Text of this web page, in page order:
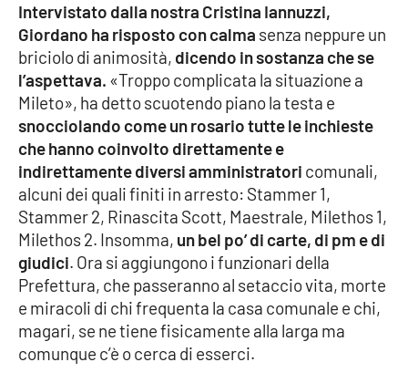
Parchi Marini Calabria
Leggendo Alvaro insieme
Imprese Di Calabria
Le perfidie di Antonella Grippo
Venti di comunicazione
STREAMING
LaC TV
LaC Network
Intervistato dalla nostra Cristina Iannuzzi,
Giordano ha risposto con calma senza neppure un
briciolo di animosità, dicendo in sostanza che se
l’aspettava. «Troppo complicata la situazione a
Mileto», ha detto scuotendo piano la testa e
snocciolando come un rosario tutte le inchieste
che hanno coinvolto direttamente e
indirettamente diversi amministratori comunali,
alcuni dei quali finiti in arresto: Stammer 1,
Stammer 2, Rinascita Scott, Maestrale, Milethos 1,
Milethos 2. Insomma, un bel po’ di carte, di pm e di
giudici. Ora si aggiungono i funzionari della
Prefettura, che passeranno al setaccio vita, morte
e miracoli di chi frequenta la casa comunale e chi,
magari, se ne tiene fisicamente alla larga ma
comunque c’è o cerca di esserci.